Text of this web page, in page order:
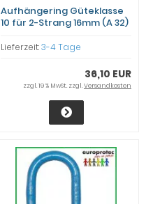
Aufhängering Güteklasse
10 für 2-Strang 16mm (A 32)
Lieferzeit:3-4 Tage
36,10 EUR
zzgl. 19 % MwSt. zzgl.Versandkosten